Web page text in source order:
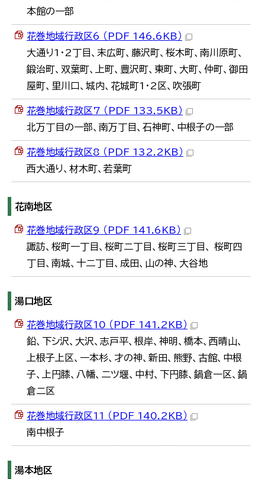
本館の一部
花巻地域行政区6 （PDF 146.6KB）
大通り1・2丁目、末広町、藤沢町、桜木町、南川原町、
鍛治町、双葉町、上町、豊沢町、東町、大町、仲町、御田
屋町、里川口、城内、花城町1・2区、吹張町
花巻地域行政区7 （PDF 133.5KB）
北万丁目の一部、南万丁目、石神町、中根子の一部
花巻地域行政区8 （PDF 132.2KB）
西大通り、材木町、若葉町
花南地区
花巻地域行政区9 （PDF 141.6KB）
諏訪、桜町一丁目、桜町二丁目、桜町三丁目、 桜町四
丁目、南城、十二丁目、成田、山の神、大谷地
湯口地区
花巻地域行政区10 （PDF 141.2KB）
鉛、下シ沢、大沢、志戸平、根岸、神明、橋本、西晴山、
上根子上区、一本杉、才の神、新田、熊野、古館、中根
子、上円膝、八幡、二ツ堰、中村、下円膝、鍋倉一区、鍋
倉二区
花巻地域行政区11 （PDF 140.2KB）
南中根子
湯本地区